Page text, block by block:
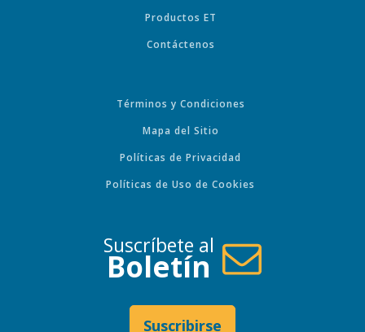
Productos ET
Contáctenos
Términos y Condiciones
Mapa del Sitio
Políticas de Privacidad
Políticas de Uso de Cookies
Suscríbete al
Boletín
Suscribirse